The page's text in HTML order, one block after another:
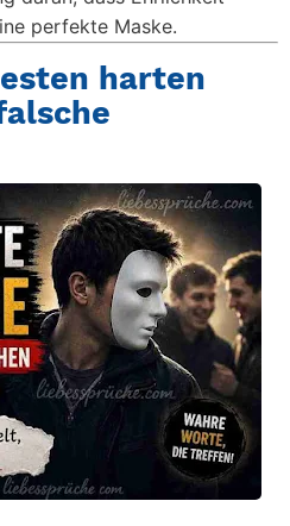
perfekte Maske.
harten